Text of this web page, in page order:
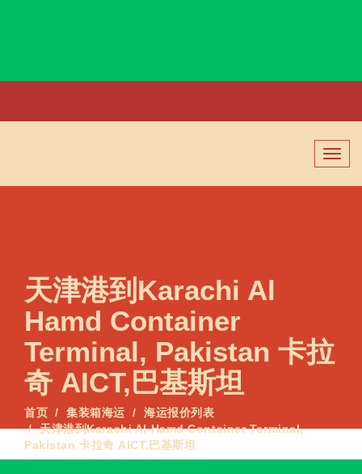
切
换
导
天津港到Karachi Al
Hamd Container
Terminal, Pakistan 卡拉
奇 AICT,巴基斯坦
首页 集装箱海运
海运报价列表
天津港到Karachi Al Hamd Container Terminal,
Pakistan 卡拉奇 AICT,巴基斯坦